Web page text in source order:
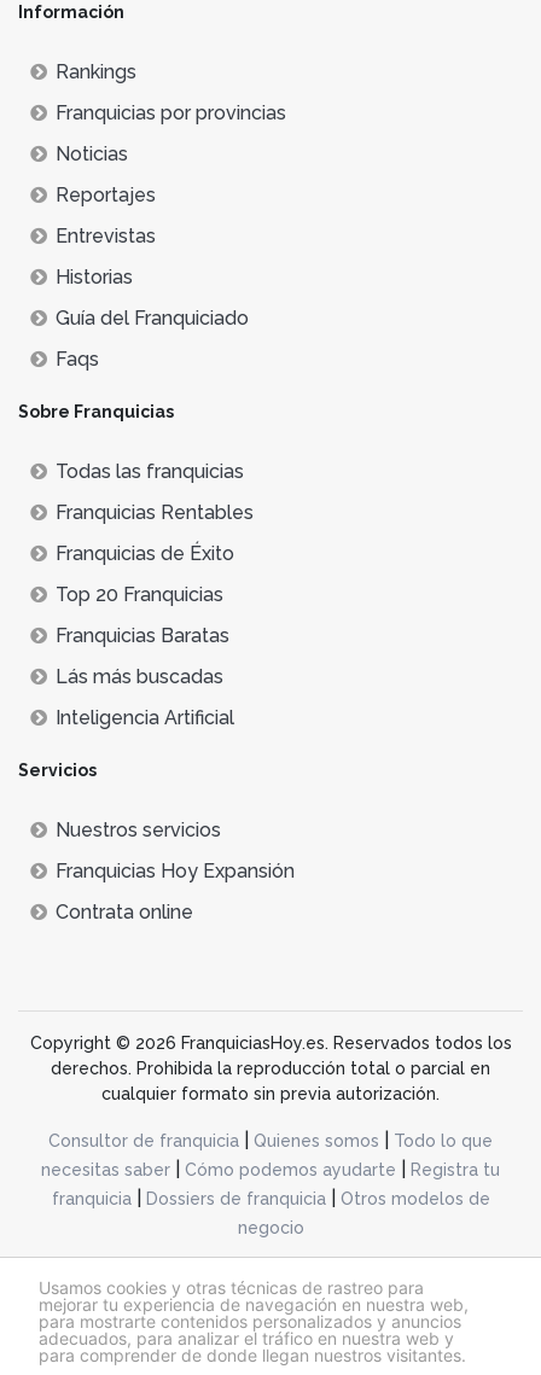
Usamos cookies y otras técnicas de rastreo para
mejorar tu experiencia de navegación en nuestra web,
para mostrarte contenidos personalizados y anuncios
adecuados, para analizar el tráfico en nuestra web y
para comprender de donde llegan nuestros visitantes.
Información
Rankings
Franquicias por provincias
Noticias
Reportajes
Entrevistas
Historias
Guía del Franquiciado
Faqs
Sobre Franquicias
Todas las franquicias
Franquicias Rentables
Franquicias de Éxito
Top 20 Franquicias
Franquicias Baratas
Lás más buscadas
Inteligencia Artificial
Servicios
Nuestros servicios
Franquicias Hoy Expansión
Contrata online
Copyright © 2026 FranquiciasHoy.es. Reservados todos los
derechos. Prohibida la reproducción total o parcial en
cualquier formato sin previa autorización.
Consultor de franquicia Quienes somos
Todo lo que
necesitas saber
Cómo podemos ayudarte
Registra tu
franquicia| Dossiers de franquicia|
Otros modelos de
negocio
@franquiciashoy.es |Aviso legal| Política de cookies|Política de privacidad